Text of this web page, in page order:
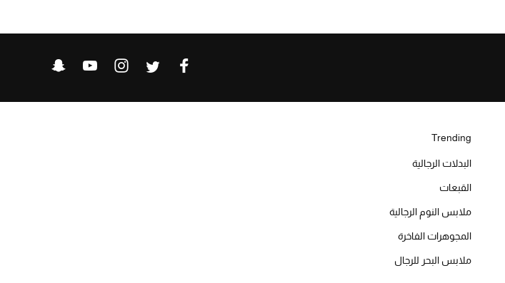
Trending
البدلات الرجالية
القبعات
ملابس النوم الرجالية
المجوهرات الفاخرة
ملابس البحر للرجال